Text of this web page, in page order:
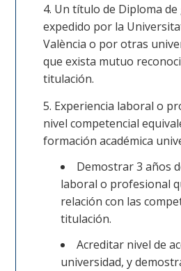
Un título de Diploma
expedido por la
València o por otras
que exista mutuo
titulación.
Experiencia laboral o
nivel competencial
formación académica
Demostrar 3 años
laboral o profesional
relación con las
titulación.
Acreditar nivel de
universidad, y